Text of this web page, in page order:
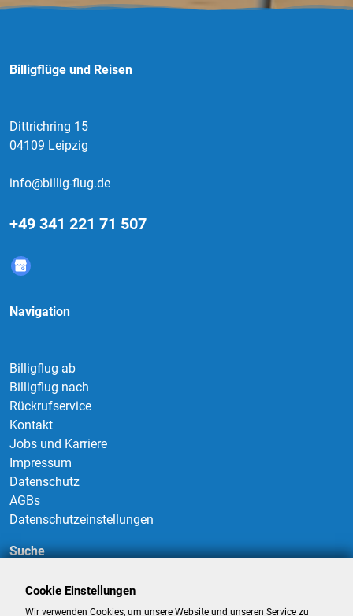
Billigflüge und Reisen
Dittrichring 15
04109 Leipzig
info@billig-flug.de
+49 341 221 71 507
Navigation
Billigflug ab
Billigflug nach
Rückrufservice
Kontakt
Jobs und Karriere
Impressum
Datenschutz
AGBs
Datenschutzeinstellungen
Suche
Cookie Einstellungen
Wir verwenden Cookies, um unsere Website und unseren Service zu